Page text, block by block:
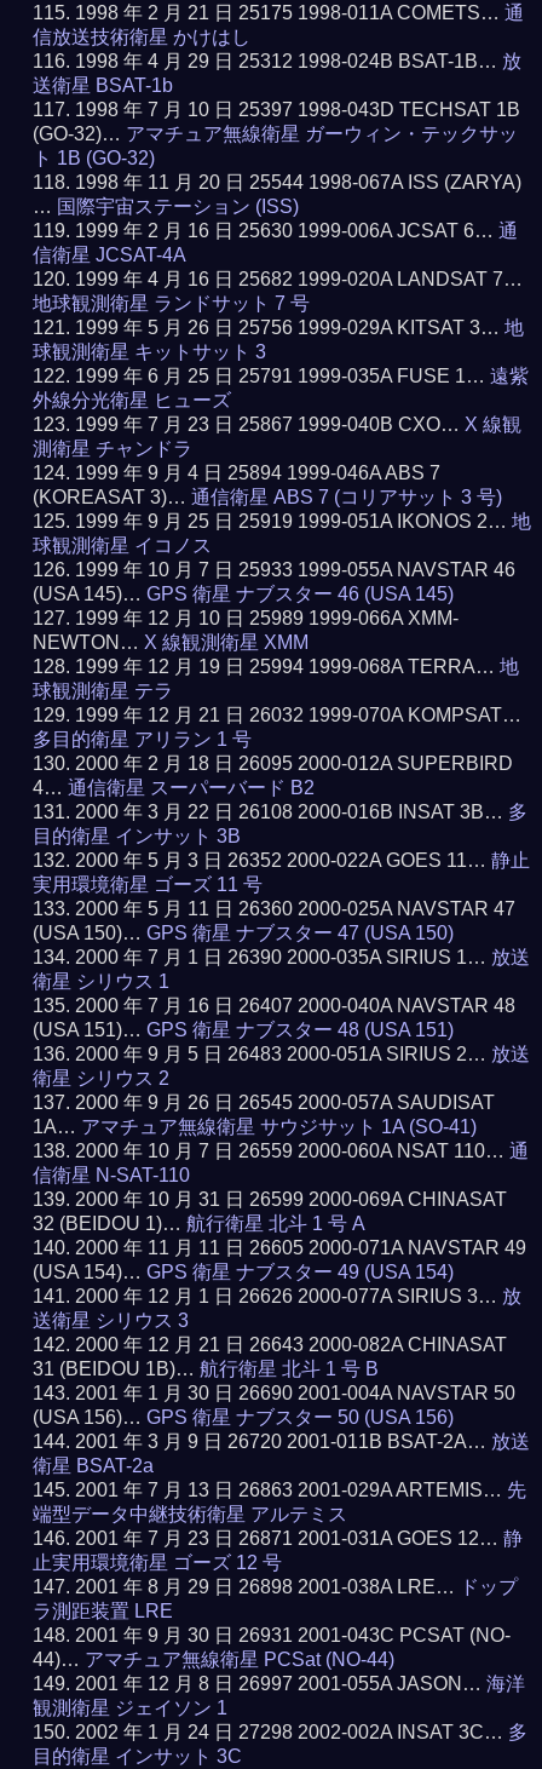
1998 年 2 月 21 日 25175 1998-011A COMETS…通
信放送技術衛星 かけはし
1998 年 4 月 29 日 25312 1998-024B BSAT-1B… 放
送衛星 BSAT-1b
1998 年 7 月 10 日 25397 1998-043D TECHSAT 1B
(GO-32)… アマチュア無線衛星 ガーウィン・テックサッ
ト 1B (GO-32)
1998 年 11 月 20 日 25544 1998-067A ISS (ZARYA)
… 国際宇宙ステーション (ISS)
1999 年 2 月 16 日 25630 1999-006A JCSAT 6…通
信衛星 JCSAT-4A
1999 年 4 月 16 日 25682 1999-020A LANDSAT 7…
地球観測衛星 ランドサット 7 号
1999 年 5 月 26 日 25756 1999-029A KITSAT 3…地
球観測衛星 キットサット 3
1999 年 6 月 25 日 25791 1999-035A FUSE 1…遠紫
外線分光衛星 ヒューズ
1999 年 7 月 23 日 25867 1999-040B CXO… X 線観
測衛星 チャンドラ
1999 年 9 月 4 日 25894 1999-046A ABS 7
(KOREASAT 3)…通信衛星 ABS 7 (コリアサット 3 号)
1999 年 9 月 25 日 25919 1999-051A IKONOS 2…地
球観測衛星 イコノス
1999 年 10 月 7 日 25933 1999-055A NAVSTAR 46
(USA 145)…GPS 衛星 ナブスター 46 (USA 145)
1999 年 12 月 10 日 25989 1999-066A XMM-
NEWTON… X 線観測衛星 XMM
1999 年 12 月 19 日 25994 1999-068A TERRA…地
球観測衛星 テラ
1999 年 12 月 21 日 26032 1999-070A KOMPSAT…
多目的衛星 アリラン 1 号
2000 年 2 月 18 日 26095 2000-012A SUPERBIRD
4…通信衛星 スーパーバード B2
2000 年 3 月 22 日 26108 2000-016B INSAT 3B… 多
目的衛星 インサット 3B
2000 年 5 月 3 日 26352 2000-022A GOES 11…静止
実用環境衛星 ゴーズ 11 号
2000 年 5 月 11 日 26360 2000-025A NAVSTAR 47
(USA 150)…GPS 衛星 ナブスター 47 (USA 150)
2000 年 7 月 1 日 26390 2000-035A SIRIUS 1… 放送
衛星 シリウス 1
2000 年 7 月 16 日 26407 2000-040A NAVSTAR 48
(USA 151)…GPS 衛星 ナブスター 48 (USA 151)
2000 年 9 月 5 日 26483 2000-051A SIRIUS 2… 放送
衛星 シリウス 2
2000 年 9 月 26 日 26545 2000-057A SAUDISAT
1A… アマチュア無線衛星 サウジサット 1A (SO-41)
2000 年 10 月 7 日 26559 2000-060A NSAT 110…通
信衛星 N-SAT-110
2000 年 10 月 31 日 26599 2000-069A CHINASAT
32 (BEIDOU 1)…航行衛星 北斗 1 号 A
2000 年 11 月 11 日 26605 2000-071A NAVSTAR 49
(USA 154)…GPS 衛星 ナブスター 49 (USA 154)
2000 年 12 月 1 日 26626 2000-077A SIRIUS 3… 放
送衛星 シリウス 3
2000 年 12 月 21 日 26643 2000-082A CHINASAT
31 (BEIDOU 1B)…航行衛星 北斗 1 号 B
2001 年 1 月 30 日 26690 2001-004A NAVSTAR 50
(USA 156)…GPS 衛星 ナブスター 50 (USA 156)
2001 年 3 月 9 日 26720 2001-011B BSAT-2A… 放送
衛星 BSAT-2a
2001 年 7 月 13 日 26863 2001-029A ARTEMIS… 先
端型データ中継技術衛星 アルテミス
2001 年 7 月 23 日 26871 2001-031A GOES 12…静
止実用環境衛星 ゴーズ 12 号
2001 年 8 月 29 日 26898 2001-038A LRE…
ドップ
ラ測距装置 LRE
2001 年 9 月 30 日 26931 2001-043C PCSAT (NO-
44)… アマチュア無線衛星 PCSat (NO-44)
2001 年 12 月 8 日 26997 2001-055A JASON…海洋
観測衛星 ジェイソン 1
2002 年 1 月 24 日 27298 2002-002A INSAT 3C… 多
目的衛星 インサット 3C